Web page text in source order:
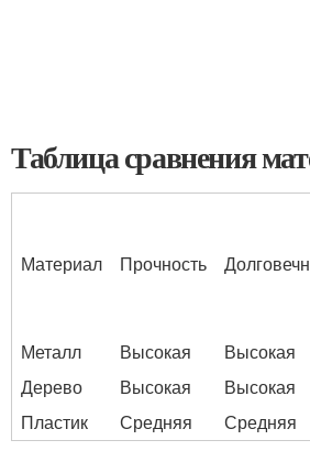
Таблица сравнения
Материал Прочность
Металл Высокая Высокая
Дерево
Высокая Высокая
Пластик
Средняя Средняя